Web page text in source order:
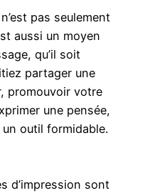
pas seulement
aussi un moyen
qu’il soit
partager une
promouvoir votre
une pensée,
un outil formidable.
d’impression sont